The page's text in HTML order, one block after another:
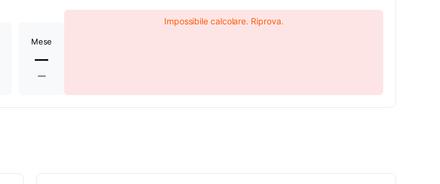
Mese
—
—
Impossibile calcolare. Riprova.